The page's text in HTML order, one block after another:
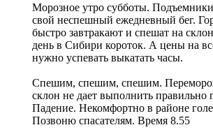
Морозное утро субботы.
свой неспешный ежедневный бег.
быстро завтракают и спешат на
день в Сибири короток. А цены на
нужно успевать выкатать часы.
Спешим, спешим, спешим.
склон не дает выполнить правильно
Падение. Некомфортно в районе
Позвоню спасателям. Время 8.55